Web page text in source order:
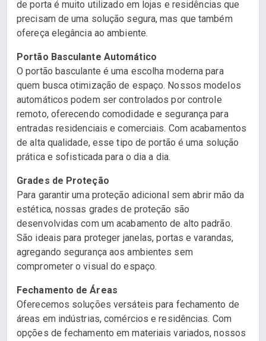
de porta é muito utilizado em lojas e residências que
precisam de uma solução segura, mas que também
ofereça elegância ao ambiente.
Portão Basculante Automático
O portão basculante é uma escolha moderna para
quem busca otimização de espaço. Nossos modelos
automáticos podem ser controlados por controle
remoto, oferecendo comodidade e segurança para
entradas residenciais e comerciais. Com acabamentos
de alta qualidade, esse tipo de portão é uma solução
prática e sofisticada para o dia a dia.
Grades de Proteção
Para garantir uma proteção adicional sem abrir mão da
estética, nossas grades de proteção são
desenvolvidas com um acabamento de alto padrão.
São ideais para proteger janelas, portas e varandas,
agregando segurança aos ambientes sem
comprometer o visual do espaço.
Fechamento de Áreas
Oferecemos soluções versáteis para fechamento de
áreas em indústrias, comércios e residências. Com
opções de fechamento em materiais variados, nossos